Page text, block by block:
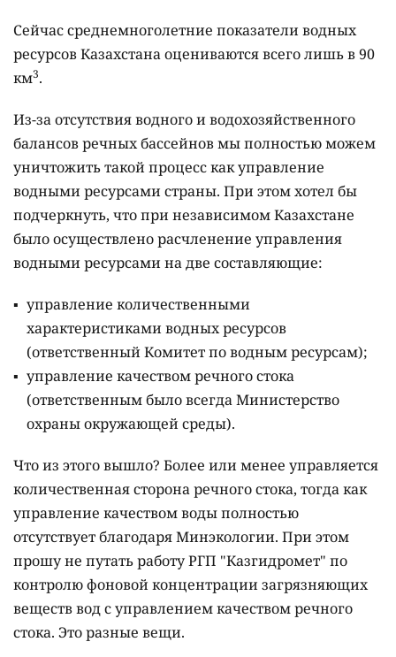
Сейчас среднемноголетние показатели водных
ресурсов Казахстана оцениваются всего лишь в 90
км3.
Из-за отсутствия водного и водохозяйственного
балансов речных бассейнов мы полностью можем
уничтожить такой процесс как управление
водными ресурсами страны. При этом хотел бы
подчеркнуть, что при независимом Казахстане
было осуществлено расчленение управления
водными ресурсами на две составляющие:
управление количественными
характеристиками водных ресурсов
(ответственный Комитет по водным ресурсам);
управление качеством речного стока
(ответственным было всегда Министерство
охраны окружающей среды).
Что из этого вышло? Более или менее управляется
количественная сторона речного стока, тогда как
управление качеством воды полностью
отсутствует благодаря Минэкологии. При этом
прошу не путать работу РГП "Казгидромет" по
контролю фоновой концентрации загрязняющих
веществ вод с управлением качеством речного
стока. Это разные вещи.